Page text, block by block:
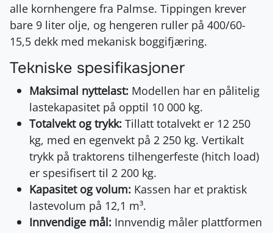
alle kornhengere fra Palmse. Tippingen krever
bare 9 liter olje, og hengeren ruller på 400/60-
15,5 dekk med mekanisk boggifjæring.
Tekniske spesifikasjoner
Maksimal nyttelast: Modellen har en pålitelig
lastekapasitet på opptil 10 000 kg.
Totalvekt og trykk: Tillatt totalvekt er 12 250
kg, med en egenvekt på 2 250 kg. Vertikalt
trykk på traktorens tilhengerfeste (hitch load)
er spesifisert til 2 200 kg.
Kapasitet og volum: Kassen har et praktisk
lastevolum på 12,1 m³.
Innvendige mål: Innvendig måler plattformen